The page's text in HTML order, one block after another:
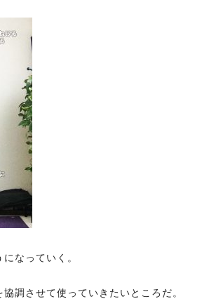
なっていく。
調させて使っていきたいところだ。